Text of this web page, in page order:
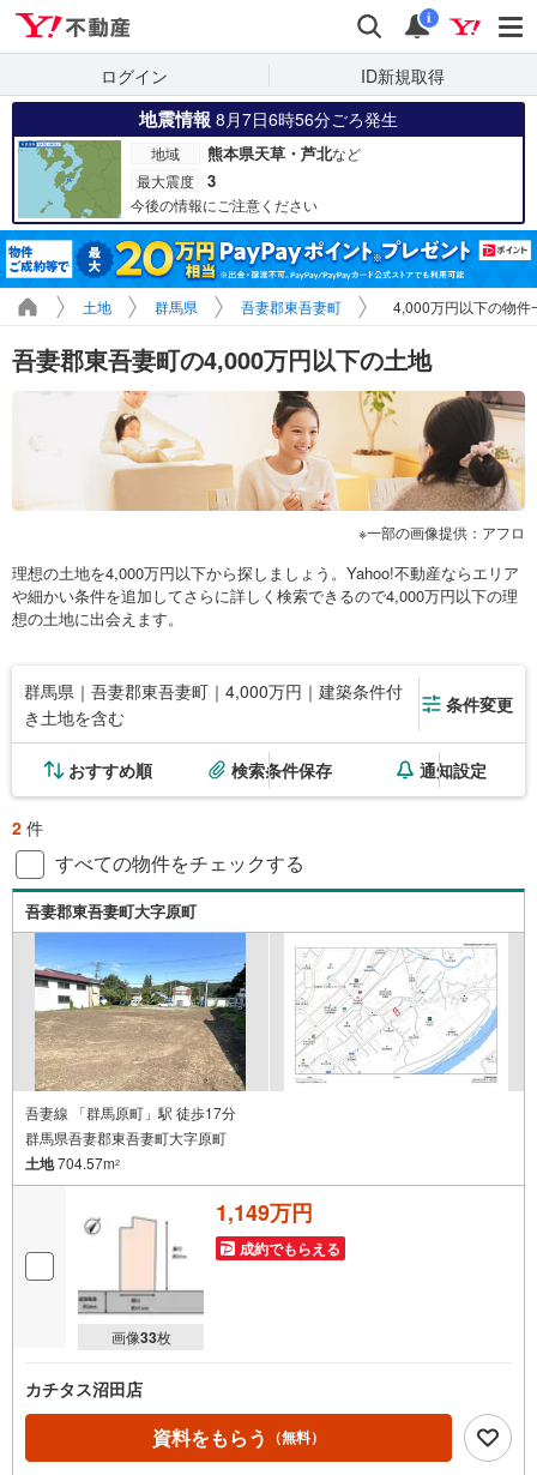
検索 通知
i
ログイン ID新規取得
地震情報 8月7日6時56分ごろ発生
地域 熊本県天草・芦北など
最大震度
3
今後の情報にご注意ください
土地 群馬県 吾妻郡東吾妻町 4,000万円以下の物件
吾妻郡東吾妻町の4,000万円以下の土地
一部の画像提供：アフロ
理想の土地を4,000万円以下から探しましょう。Yahoo!不動産ならエリア
や細かい条件を追加してさらに詳しく検索できるので4,000万円以下の理
想の土地に出会えます。
群馬県｜吾妻郡東吾妻町｜4,000万円｜建築条件付
き土地を含む
条件変更
おすすめ順 検索条件保存 通知設定
2 件
すべての物件をチェックする
吾妻郡東吾妻町大字原町
吾妻線 「群馬原町」駅 徒歩17分
群馬県吾妻郡東吾妻町大字原町
土地704.57m2
画像33枚
1,149万円
成約でもらえる
カチタス沼田店
資料をもらう （無料）